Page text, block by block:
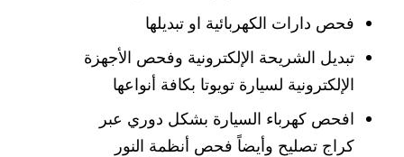
فحص دارات الكهربائية او تبديلها
تبديل الشريحة الإلكترونية وفحص الأجهزة
الإلكترونية لسيارة تويوتا بكافة أنواعها
افحص كهرباء السيارة بشكل دوري عبر
كراج تصليح وأيضاً فحص أنظمة النور